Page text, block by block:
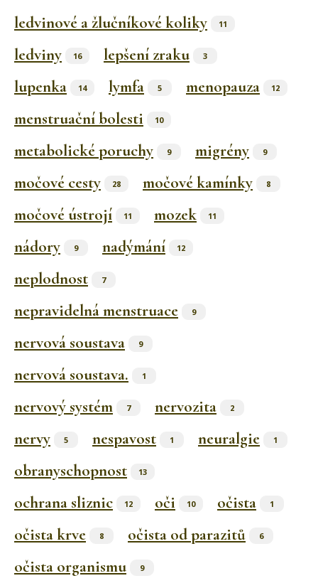
ledvinové a žlučníkové koliky
11
ledviny 16 lepšení zraku 3
lupenka 14 lymfa 5 menopauza 12
menstruační bolesti 10
metabolické poruchy 9 migrény 9
močové cesty 28 močové kamínky 8
močové ústrojí 11 mozek 11
nádory 9 nadýmání 12
neplodnost 7
nepravidelná menstruace 9
nervová soustava 9
nervová soustava. 1
nervový systém 7 nervozita 2
nervy 5 nespavost 1 neuralgie 1
obranyschopnost 13
ochrana sliznic 12 oči 10 očista 1
očista krve 8 očista od parazitů 6
očista organismu 9